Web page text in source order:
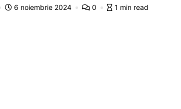
6 noiembrie 2024 0 1 min read